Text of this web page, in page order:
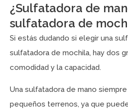
¿Sulfatadora de
sulfatadora de
Si estás dudando si elegir una
sulfatadora de mochila, hay dos
comodidad y la capacidad.
Una sulfatadora de mano
pequeños terrenos, ya que